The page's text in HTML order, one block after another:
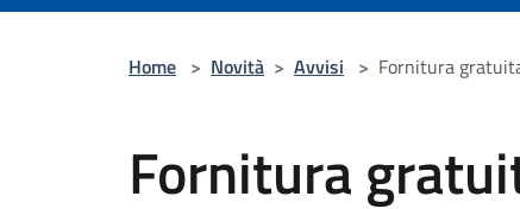
Home > Novità > Avvisi > Fornitura
Fornitura